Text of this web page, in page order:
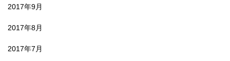
2017年9月
2017年8月
2017年7月